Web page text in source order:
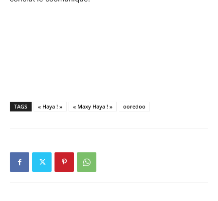
TAGS « Haya ! » « Maxy Haya ! » ooredoo